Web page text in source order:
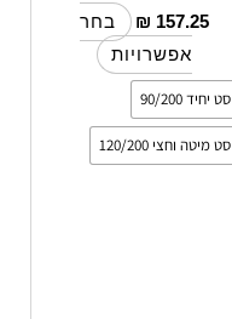
₪ 157.25
בחר
אפשרויות
סט יחיד 90/200
סט מיטה וחצי 120/200